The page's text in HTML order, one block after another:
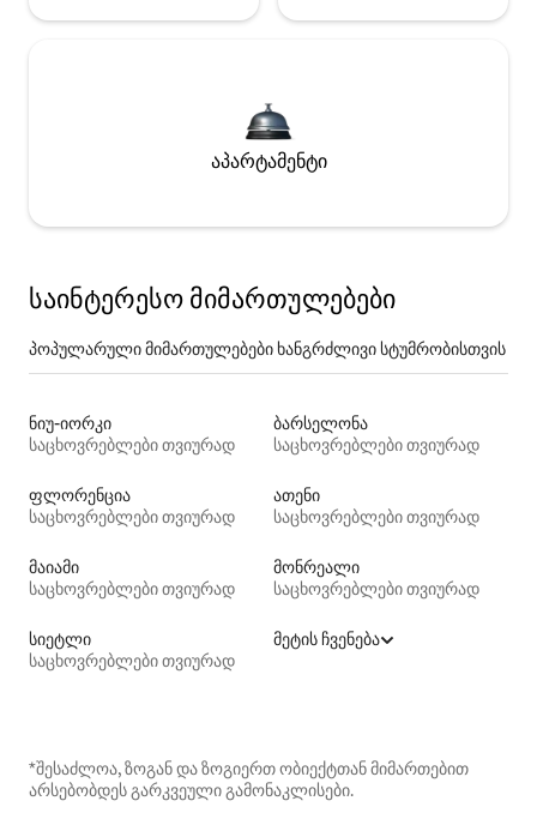
აპარტამენტი
საინტერესო მიმართულებები
პოპულარული მიმართულებები ხანგრძლივი სტუმრობისთვის
ნიუ-იორკი
საცხოვრებლები თვიურად
ბარსელონა
საცხოვრებლები თვიურად
ფლორენცია
საცხოვრებლები თვიურად
ათენი
საცხოვრებლები თვიურად
მაიამი
საცხოვრებლები თვიურად
მონრეალი
საცხოვრებლები თვიურად
სიეტლი
საცხოვრებლები თვიურად
მეტის ჩვენება
*შესაძლოა, ზოგან და ზოგიერთ ობიექტთან მიმართებით
არსებობდეს გარკვეული გამონაკლისები.